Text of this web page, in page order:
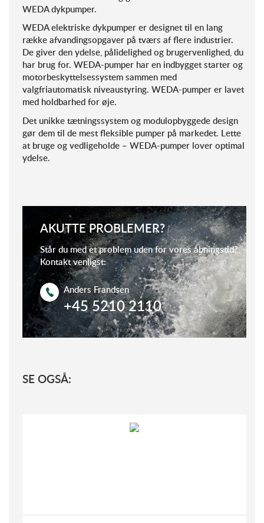
WEDA dykpumper.
WEDA elektriske dykpumper er designet til en lang
række afvandingsopgaver på tværs af flere industrier.
De giver den ydelse, pålidelighed og brugervenlighed, du
har brug for. WEDA-pumper har en indbygget starter og
motorbeskyttelsessystem sammen med
valgfriautomatisk niveaustyring. WEDA-pumper er lavet
med holdbarhed for øje.
Det unikke tætningssystem og modulopbyggede design
gør dem til de mest fleksible pumper på markedet. Lette
at bruge og vedligeholde – WEDA-pumper lover optimal
ydelse.
AKUTTE PROBLEMER?
Står du med et problem uden for vores åbningstid?
Kontakt venligst:
Anders Frandsen
+45 5210 2110
SE OGSÅ: